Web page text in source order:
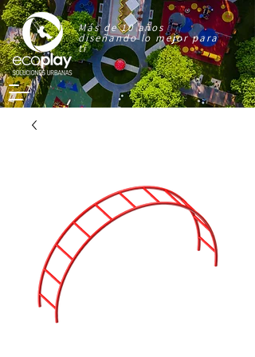
Más de 10 años
diseñando lo mejor para
ti